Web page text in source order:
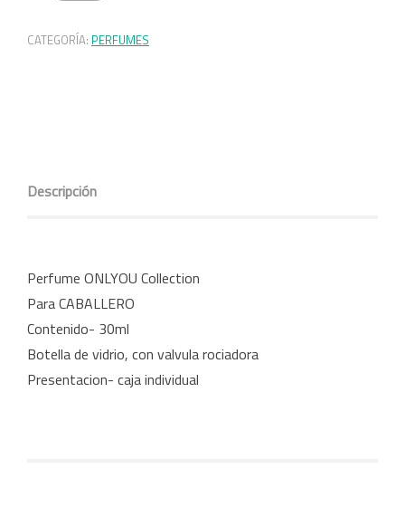
CATEGORÍA: PERFUMES
Descripción
Perfume ONLYOU Collection
Para CABALLERO
Contenido- 30ml
Botella de vidrio, con valvula rociadora
Presentacion- caja individual